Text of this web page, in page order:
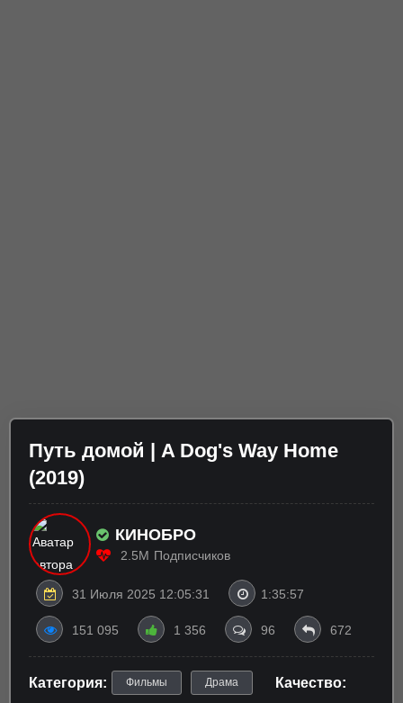
Путь домой | A Dog's Way Home
(2019)
КИНОБРО
2.5M Подписчиков
31 Июля 2025 12:05:31 1:35:57
151 095 1 356 96 672
Категория: Фильмы Драма Качество: